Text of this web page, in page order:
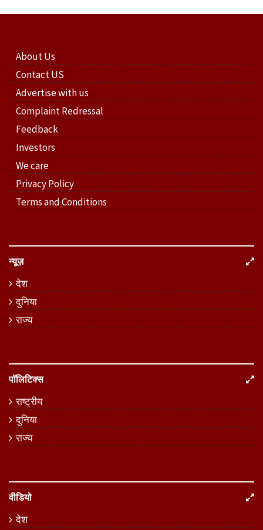
About Us
Contact US
Advertise with us
Complaint Redressal
Feedback
Investors
We care
Privacy Policy
Terms and Conditions
न्यूज़
देश
दुनिया
राज्य
पॉलिटिक्स
राष्ट्रीय
दुनिया
राज्य
वीडियो
देश